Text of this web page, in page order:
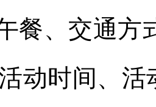
餐、交通方
动时间、